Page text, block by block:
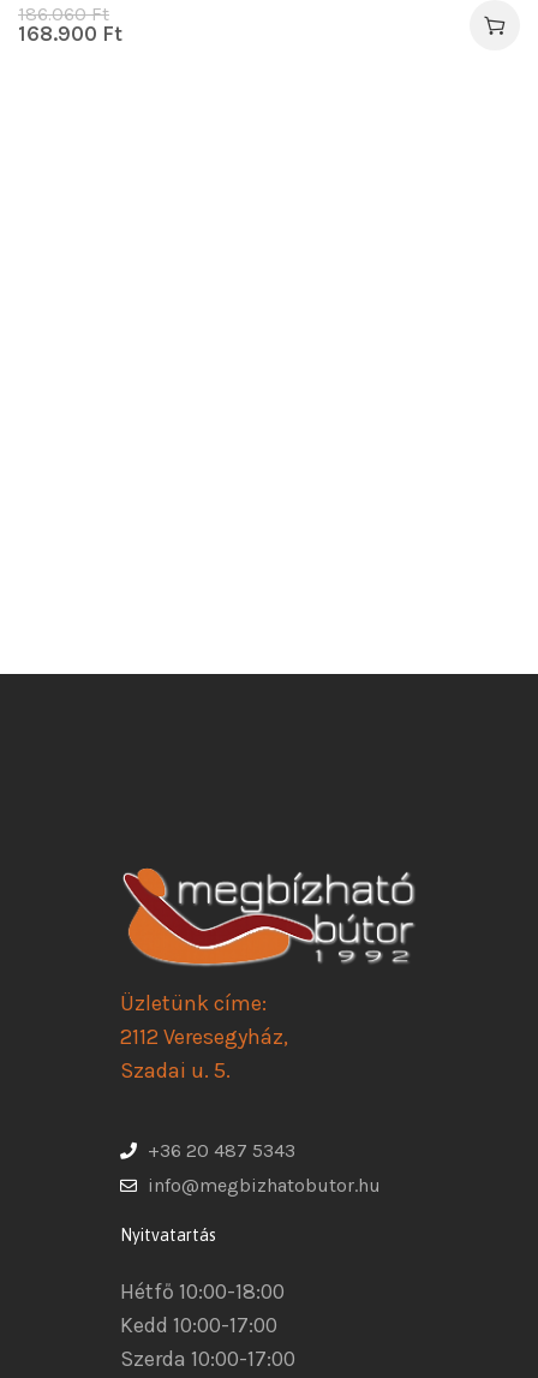
186.060Ft
168.900 Ft
Üzletünk címe:
2112 Veresegyház,
Szadai u. 5.
+36 20 487 5343
info@megbizhatobutor.hu
Nyitvatartás
Hétfő 10:00-18:00
Kedd 10:00-17:00
Szerda 10:00-17:00